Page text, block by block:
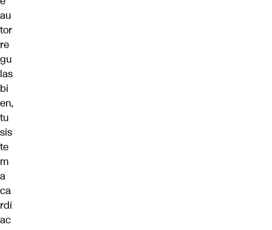
au
tor
re
gu
las
bi
en,
tu
sis
te
m
a
ca
rdí
ac